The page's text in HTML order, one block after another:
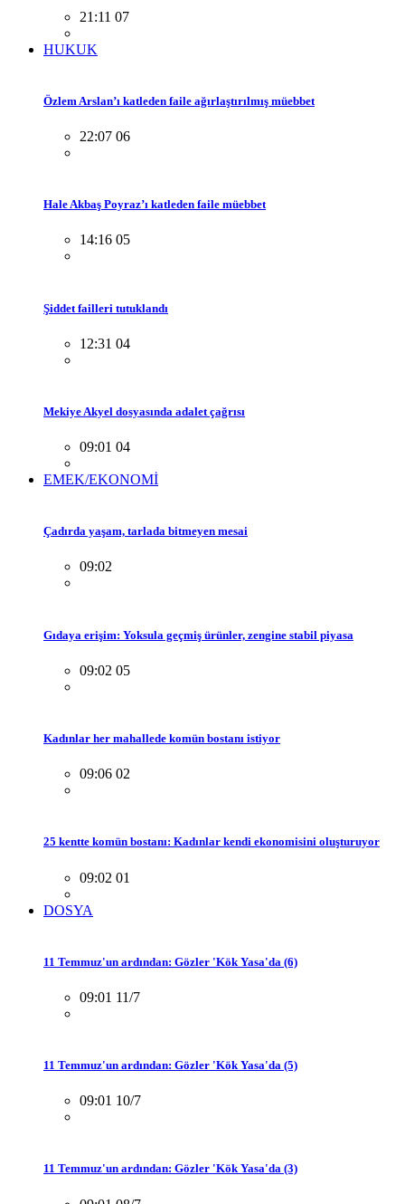
21:11 07
HUKUK
Özlem Arslan’ı katleden faile ağırlaştırılmış müebbet
22:07 06
Hale Akbaş Poyraz’ı katleden faile müebbet
14:16 05
Şiddet failleri tutuklandı
12:31 04
Mekiye Akyel dosyasında adalet çağrısı
09:01 04
EMEK/EKONOMİ
Çadırda yaşam, tarlada bitmeyen mesai
09:02
Gıdaya erişim: Yoksula geçmiş ürünler, zengine stabil piyasa
09:02 05
Kadınlar her mahallede komün bostanı istiyor
09:06 02
25 kentte komün bostanı: Kadınlar kendi ekonomisini oluşturuyor
09:02 01
DOSYA
11 Temmuz'un ardından: Gözler 'Kök Yasa'da (6)
09:01 11/7
11 Temmuz'un ardından: Gözler 'Kök Yasa'da (5)
09:01 10/7
11 Temmuz'un ardından: Gözler 'Kök Yasa'da (3)